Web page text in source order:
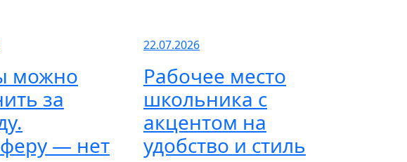
можно
за
— нет
22.07.2026
Рабочее место
школьника с
акцентом на
удобство и стиль